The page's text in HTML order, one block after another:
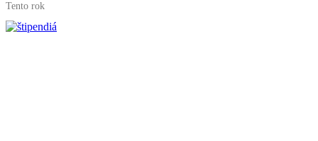
Tento rok